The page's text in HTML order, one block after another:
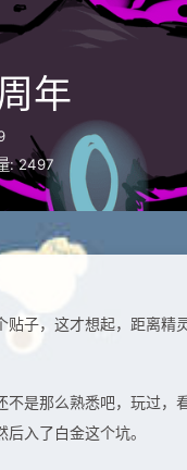
年
: 2497
贴子，这才想起，距离
是那么熟悉吧，玩过
入了白金这个坑。